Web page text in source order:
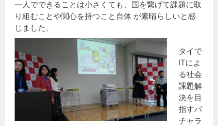
一人でできることは小さくても、国を繋げて課題に取
り組むことや関心を持つこと自体 が素晴らしいと感
じました。
タイで
ITによ
る社会
課題解
決を目
指すパ
チャラ